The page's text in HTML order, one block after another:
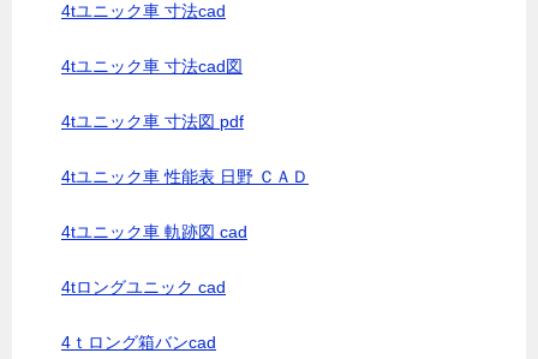
4tユニック車 寸法cad
4tユニック車 寸法cad図
4tユニック車 寸法図 pdf
4tユニック車 性能表 日野 ＣＡＤ
4tユニック車 軌跡図 cad
4tロングユニック cad
4ｔロング箱バンcad